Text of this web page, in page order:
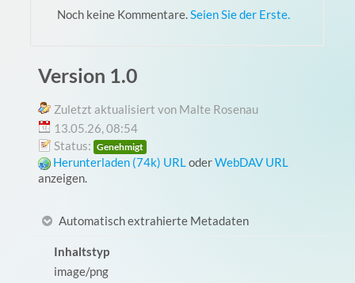
Noch keine Kommentare.Seien Sie der Erste.
Version 1.0
Zuletzt aktualisiert von Malte Rosenau
13.05.26, 08:54
Status: Genehmigt
Herunterladen (74k) URLoderWebDAV URL
anzeigen.
Automatisch extrahierte Metadaten
Inhaltstyp
image/png